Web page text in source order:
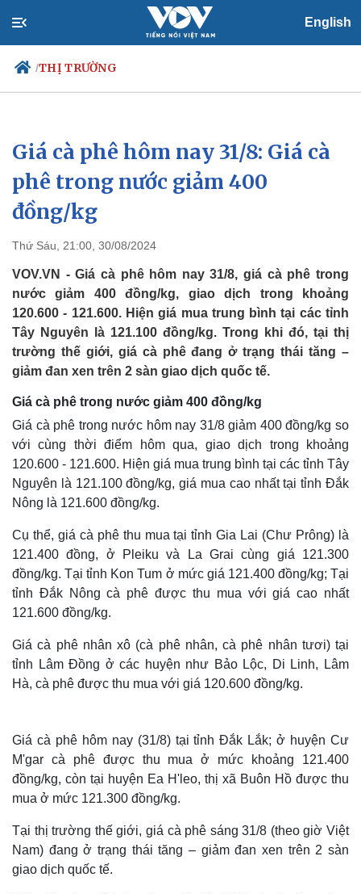
English
/THỊ TRƯỜNG
Chính trị
Đảng
Tổ chức nhân sự
Quốc hội
Nhận diện sự thật
Xã hội
Tin 24h
Dự báo thời tiết
Giá cà phê hôm nay 31/8: Giá cà
phê trong nước giảm 400
đồng/kg
Thứ Sáu, 21:00, 30/08/2024
VOV.VN - Giá cà phê hôm nay 31/8, giá cà phê trong
nước giảm 400 đồng/kg, giao dịch trong khoảng
120.600 - 121.600. Hiện giá mua trung bình tại các tỉnh
Tây Nguyên là 121.100 đồng/kg. Trong khi đó, tại thị
trường thế giới, giá cà phê đang ở trạng thái tăng –
giảm đan xen trên 2 sàn giao dịch quốc tế.
Giá cà phê trong nước giảm 400 đồng/kg
Giá cà phê trong nước hôm nay 31/8 giảm 400 đồng/kg so
với cùng thời điểm hôm qua, giao dịch trong khoảng
120.600 - 121.600. Hiện giá mua trung bình tại các tỉnh Tây
Nguyên là 121.100 đồng/kg, giá mua cao nhất tại tỉnh Đắk
Nông là 121.600 đồng/kg.
Cụ thể, giá cà phê thu mua tại tỉnh Gia Lai (Chư Prông) là
121.400 đồng, ở Pleiku và La Grai cùng giá 121.300
đồng/kg. Tại tỉnh Kon Tum ở mức giá 121.400 đồng/kg; Tại
tỉnh Đắk Nông cà phê được thu mua với giá cao nhất
121.600 đồng/kg.
Giá cà phê nhân xô (cà phê nhân, cà phê nhân tươi) tại
tỉnh Lâm Đồng ở các huyện như Bảo Lộc, Di Linh, Lâm
Hà, cà phê được thu mua với giá 120.600 đồng/kg.
Giá cà phê hôm nay (31/8) tại tỉnh Đắk Lắk; ở huyện Cư
M'gar cà phê được thu mua ở mức khoảng 121.400
đồng/kg, còn tại huyện Ea H'leo, thị xã Buôn Hồ được thu
mua ở mức 121.300 đồng/kg.
Tại thị trường thế giới, giá cà phê sáng 31/8 (theo giờ Việt
Nam) đang ở trạng thái tăng – giảm đan xen trên 2 sàn
giao dịch quốc tế.